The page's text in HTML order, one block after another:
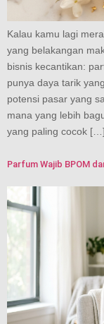
Kalau kamu lagi
yang belakangan
bisnis kecantikan:
punya daya tarik
potensi pasar yang
mana yang lebih
yang paling cocok […]
Parfum Wajib BPOM